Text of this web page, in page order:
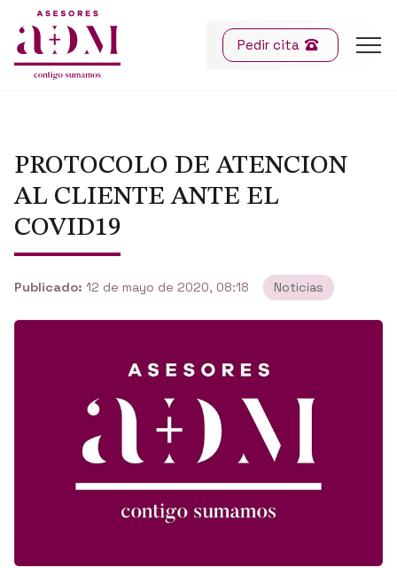
Pedir cita
PROTOCOLO DE ATENCION
AL CLIENTE ANTE EL
COVID19
Publicado: 12 de mayo de 2020, 08:18 Noticias